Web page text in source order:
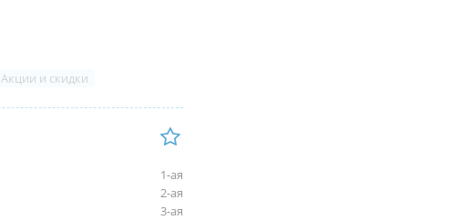
Акции и скидки
1-ая
2-ая
3-ая